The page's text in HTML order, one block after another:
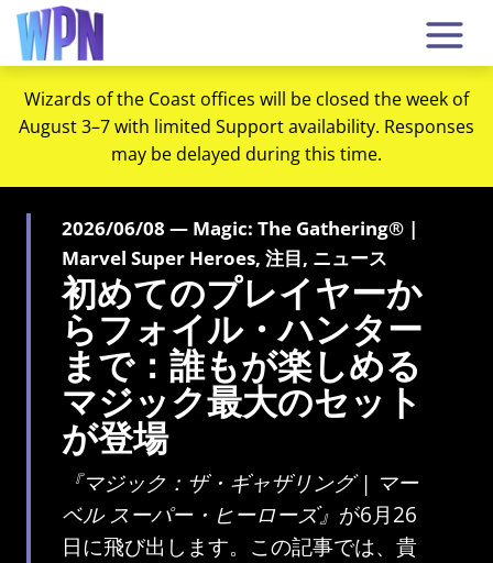
Wizards of the Coast offices will be closed the week of
August 3–7 with limited Support availability. Responses
may be delayed during this time.
2026/06/08 — Magic: The Gathering® |
Marvel Super Heroes, 注目, ニュース
初めてのプレイヤーか
らフォイル・ハンター
まで：誰もが楽しめる
マジック最大のセット
が登場
『マジック：ザ・ギャザリング | マー
ベル スーパー・ヒーローズ』 が6月26
日に飛び出します。この記事では、貴